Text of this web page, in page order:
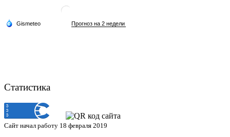
Статистика
Сайт начал работу 18 февраля 2019